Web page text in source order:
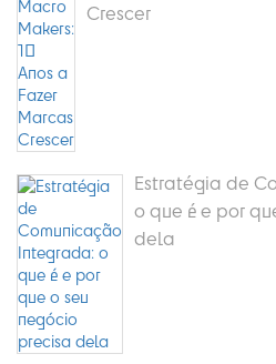
Crescer
Estratégia de
o que é e por
dela